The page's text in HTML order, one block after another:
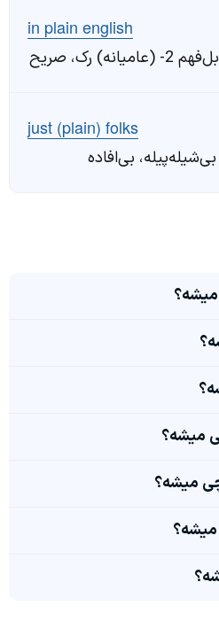
in plain english
just (plain) folks
بی‌افاده